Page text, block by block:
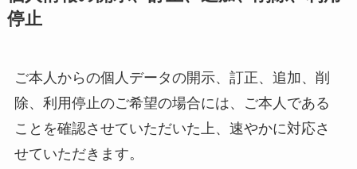
停止
ご本人からの個人データの開示、訂正、追加、削
除、利用停止のご希望の場合には、ご本人である
ことを確認させていただいた上、速やかに対応さ
せていただきます。